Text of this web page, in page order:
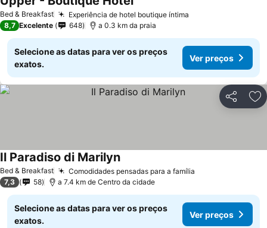
Bed & Breakfast Experiência de hotel boutique íntima
8,7 Excelente 648 a 0.3 km da praia
Selecione as datas para ver os preços
exatos.
Ver preços
Partilhar
Bed & Breakfast Comodidades pensadas para a família
Il Paradiso di Marilyn
7,3 58 a 7.4 km de Centro da cidade
Selecione as datas para ver os preços
exatos.
Ver preços